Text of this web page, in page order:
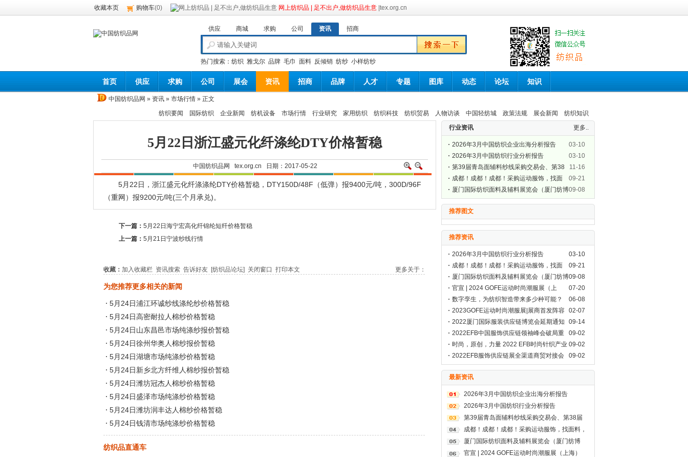
网上纺织品 | 足不出户,做纺织品生意
收藏本页 购物车(0) |tex.org.cn
供应 商城 求购 公司 资讯 招商
热门搜索： 纺织 雅戈尔 品牌 毛巾 面料 反倾销 纺纱 小样纺纱
首页 供应 求购 公司 展会 资讯 招商 品牌 人才 专题 图库 动态 论坛 知识
中国纺织品网 » 资讯 » 市场行情 » 正文
纺织要闻
国际纺织 企业新闻 纺机设备 市场行情 行业研究 家用纺织 纺织科技 纺织贸易 人物访谈 中国轻纺城 政策法规 展会新闻 纺织知识
5月22日浙江盛元化纤涤纶DTY价格暂稳
中国纺织品网 tex.org.cn 日期：2017-05-22
5月22日，浙江盛元化纤涤涤纶DTY价格暂稳，DTY150D/48F（低弹）报9400元/吨，300D/96F
（重网）报9200元/吨(三个月承兑)。
下一篇： 5月22日海宁宏高化纤锦纶短纤价格暂稳
上一篇： 5月21日宁波纱线行情
收藏： 加入收藏栏 资讯搜索 告诉好友 [纺织品论坛] 关闭窗口 打印本文 更多关于：
为您推荐更多相关的新闻
5月24日浦江环诚纱线涤纶纱价格暂稳
5月24日高密耐拉人棉纱价格暂稳
5月24日山东昌邑市场纯涤纱报价暂稳
5月24日徐州华奥人棉纱报价暂稳
5月24日湖塘市场纯涤纱价格暂稳
5月24日新乡北方纤维人棉纱报价暂稳
5月24日潍坊冠杰人棉纱价格暂稳
5月24日盛泽市场纯涤纱价格暂稳
5月24日潍坊润丰达人棉纱价格暂稳
5月24日钱清市场纯涤纱价格暂稳
纺织品直通车
更多..
行业资讯
03-10
2026年3月中国纺织企业出海分析报告
03-10
2026年3月中国纺织行业分析报告
11-16
第39届青岛面辅料纱线采购交易会、第38
届青岛纺织服装采购交易会盛大开幕
09-21
成都！成都！成都！采购运动服饰，找面
料，GOFE来了！
09-08
厦门国际纺织面料及辅料展览会（厦门纺博
会）即将开展啦！
推荐图文
推荐资讯
03-10
2026年3月中国纺织行业分析报告
09-21
成都！成都！成都！采购运动服饰，找面
料，GOFE来了！
09-08
厦门国际纺织面料及辅料展览会（厦门纺博
会）即将开展啦！
07-20
官宣 | 2024 GOFE运动时尚潮服展（上
海）
06-08
数字孪生，为纺织智造带来多少种可能？
02-07
2023GOFE运动时尚潮服展|展商首发阵容
已就位,你Pick谁？
09-14
2022厦门国际服装供应链博览会延期通知
09-02
2022EFB中国服饰供应链领袖峰会破局重
构，蝶变来袭！
09-02
时尚，原创，力量 2022 EFB时尚针织产业
发展论坛正式启动！
09-02
2022EFB服饰供应链展全渠道商贸对接会
来了！
最新资讯
2026年3月中国纺织企业出海分析报告
2026年3月中国纺织行业分析报告
第39届青岛面辅料纱线采购交易会、第38届
青岛纺织服装采购交易会盛大开幕
成都！成都！成都！采购运动服饰，找面料，
GOFE来了！
厦门国际纺织面料及辅料展览会（厦门纺博
会）即将开展啦！
官宣 | 2024 GOFE运动时尚潮服展（上海）